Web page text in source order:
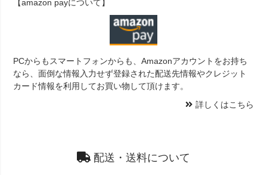
【amazon payについて】
PCからもスマートフォンからも、Amazonアカウントをお持ち
なら、面倒な情報入力せず登録された配送先情報やクレジット
カード情報を利用してお買い物して頂けます。
詳しくはこちら
配送・送料について